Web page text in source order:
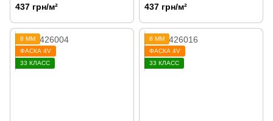
437 грн/м² 437 грн/м²
8 ММ
ФАСКА 4V
33 КЛАСС
8 ММ
ФАСКА 4V
33 КЛАСС